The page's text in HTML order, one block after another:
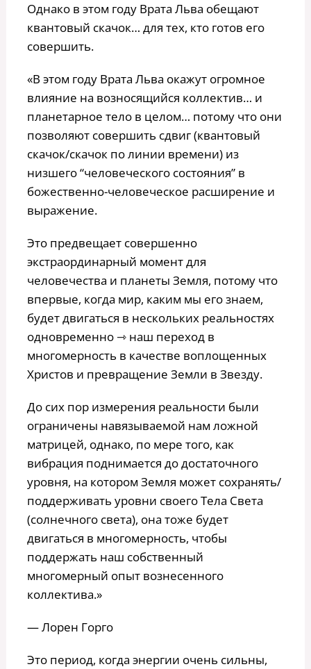
Однако в этом году Врата Льва обещают
квантовый скачок… для тех, кто готов его
совершить.
«В этом году Врата Льва окажут огромное
влияние на возносящийся коллектив… и
планетарное тело в целом… потому что они
позволяют совершить сдвиг (квантовый
скачок/скачок по линии времени) из
низшего “человеческого состояния” в
божественно-человеческое расширение и
выражение.
Это предвещает совершенно
экстраординарный момент для
человечества и планеты Земля, потому что
впервые, когда мир, каким мы его знаем,
будет двигаться в нескольких реальностях
одновременно ⇾ наш переход в
многомерность в качестве воплощенных
Христов и превращение Земли в Звезду.
До сих пор измерения реальности были
ограничены навязываемой нам ложной
матрицей, однако, по мере того, как
вибрация поднимается до достаточного
уровня, на котором Земля может сохранять/
поддерживать уровни своего Тела Света
(солнечного света), она тоже будет
двигаться в многомерность, чтобы
поддержать наш собственный
многомерный опыт вознесенного
коллектива.»
— Лорен Горго
Это период, когда энергии очень сильны,